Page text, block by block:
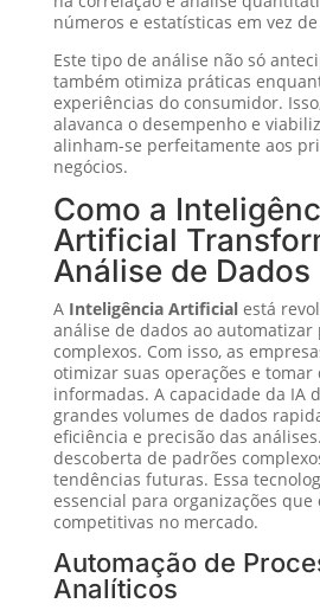
números e estatísticas em vez
Este tipo de análise não só
também otimiza práticas
experiências do consumidor.
alavanca o desempenho e
alinham-se perfeitamente aos
negócios.
Como a
Artificial
Análise de Dados
A Inteligência Artificialestá
análise de dados ao automatizar
complexos. Com isso, as
otimizar suas operações e tomar
informadas. A capacidade da IA
grandes volumes de dados
eficiência e precisão das
descoberta de padrões
tendências futuras. Essa
essencial para organizações
competitivas no mercado.
Automação de
Analíticos